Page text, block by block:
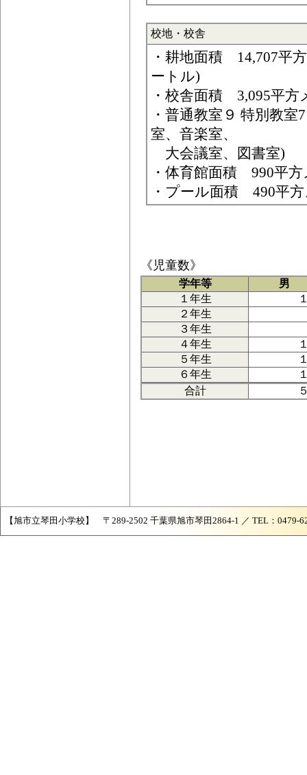
校地・校舎
・耕地面積 14,707平
ートル)
・校舎面積 3,095平方
・普通教室９ 特別教
室、音楽室、
大会議室、図書室)
・体育館面積 990平
・プール面積 490平
《児童数》
学年等
男
１年生
２年生
３年生
４年生
５年生
６年生
合計
【旭市立琴田小学校】 〒289-2502 千葉県旭市琴田2864-1 ／ TEL：0479-